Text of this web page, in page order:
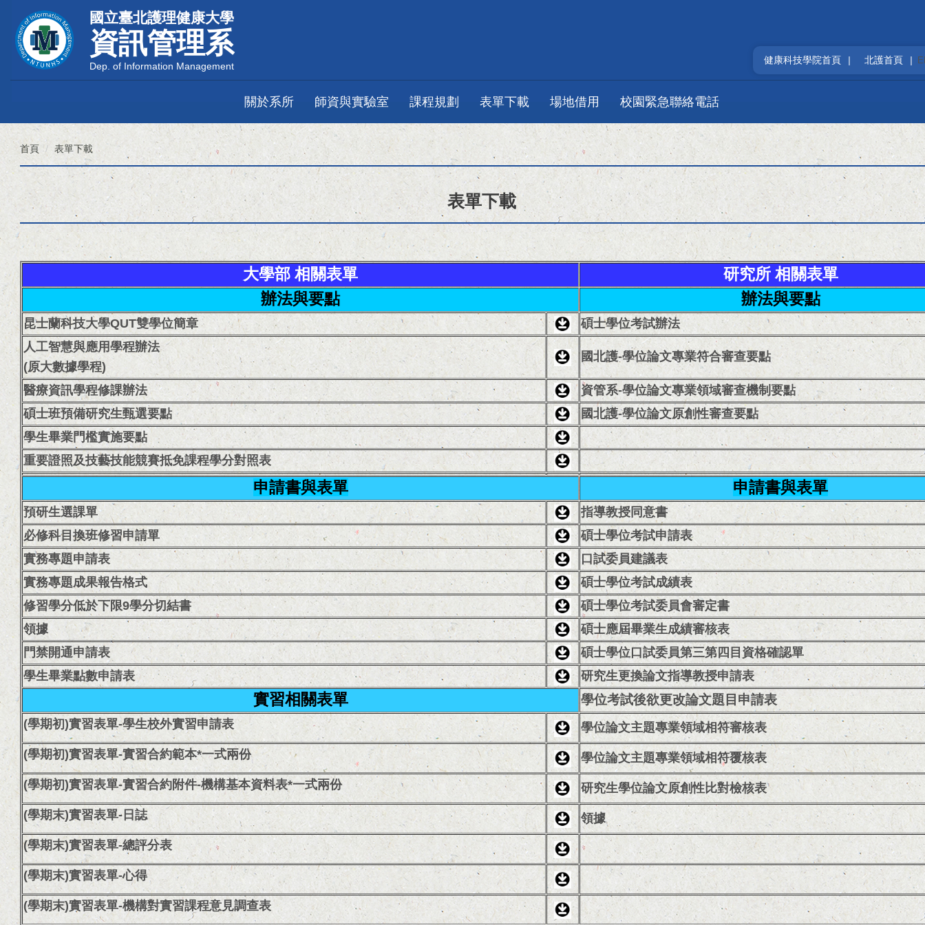
主
容
國立臺北護理健康大學
資訊管理系
Dep. of Information Management
健康科技學院首頁 | 北護首頁 |
關於系所 師資與實驗室 課程規劃 表單下載 場地借用 校園緊急聯絡電話
首頁 表單下載
表單下載
大學部 相關表單
研究所 相關表單
辦法與要點
辦法與要點
昆士蘭科技大學QUT雙學位簡章
碩士學位考試辦法
人工智慧與應用學程辦法
(原大數據學程)
國北護-學位論文專業符合審查要點
醫療資訊學程修課辦法
資管系-學位論文專業領域審查機制要點
碩士班預備研究生甄選要點
國北護-學位論文原創性審查要點
學生畢業門檻實施要點
重要證照及技藝技能競賽抵免課程學分對照表
申請書與表單 申請書與表單
預研生選課單
指導教授同意書
必修科目換班修習申請單
碩士學位考試申請表
實務專題申請表
口試委員建議表
實務專題成果報告格式
碩士學位考試成績表
修習學分低於下限9學分切結書
碩士學位考試委員會審定書
領據
碩士應屆畢業生成績審核表
門禁開通申請表
碩士學位口試委員第三第四目資格確認單
學生畢業點數申請表
研究生更換論文指導教授申請表
實習相關表單 學位考試後欲更改論文題目申請表
(學期初)實習表單-學生校外實習申請表
學位論文主題專業領域相符審核表
(學期初)實習表單-實習合約範本*一式兩份
學位論文主題專業領域相符覆核表
(學期初)實習表單-實習合約附件-機構基本資料表*一式兩份
研究生學位論文原創性比對檢核表
(學期末)實習表單-日誌
領據
(學期末)實習表單-總評分表
(學期末)實習表單-心得
(學期末)實習表單-機構對實習課程意見調查表